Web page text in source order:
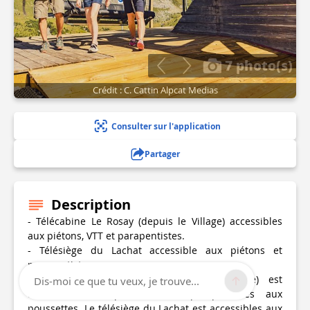
7 photo(s)
Crédit : C. Cattin Alpcat Medias
Consulter sur l'application
Partager
Description
- Télécabine Le Rosay (depuis le Village) accessibles
aux piétons, VTT et parapentistes.
- Télésiège du Lachat accessible aux piétons et
parapentistes.
La télécabine du Rosay (depuis le Village) est
accessible aux piétons, VTT, parapentistes aux
Dis-moi ce que tu veux, je trouve...